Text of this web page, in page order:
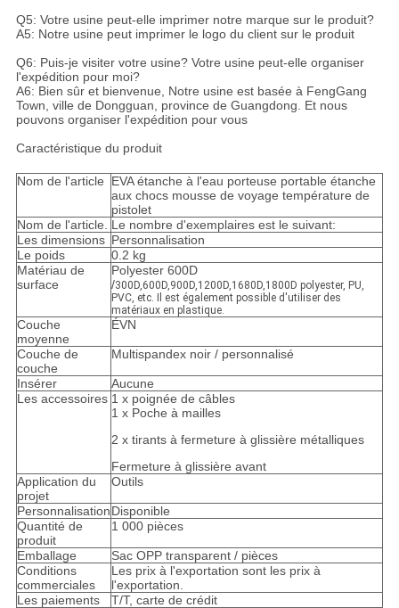
Q5: Votre usine peut-elle imprimer notre marque sur le produit?
A5: Notre usine peut imprimer le logo du client sur le produit
Q6: Puis-je visiter votre usine? Votre usine peut-elle organiser
l'expédition pour moi?
A6: Bien sûr et bienvenue, Notre usine est basée à FengGang
Town, ville de Dongguan, province de Guangdong. Et nous
pouvons organiser l'expédition pour vous
Caractéristique du produit
Nom de l'article
EVA étanche à l'eau porteuse portable étanche
aux chocs mousse de voyage température de
pistolet
Nom de l'article.
Le nombre d'exemplaires est le suivant:
Les dimensions Personnalisation
Le poids
0.2 kg
Matériau de
surface
Polyester 600D
/300D,600D,900D,1200D,1680D,1800D polyester, PU,
PVC, etc. Il est également possible d'utiliser des
matériaux en plastique.
Couche
moyenne
ÉVN
Couche de
couche
Multispandex noir / personnalisé
Insérer
Aucune
Les accessoires 1 x poignée de câbles
1 x Poche à mailles
2 x tirants à fermeture à glissière métalliques
Fermeture à glissière avant
Application du
projet
Outils
PersonnalisationDisponible
Quantité de
produit
1 000 pièces
Emballage
Sac OPP transparent / pièces
Conditions
commerciales
Les prix à l'exportation sont les prix à
l'exportation.
Les paiements
T/T, carte de crédit